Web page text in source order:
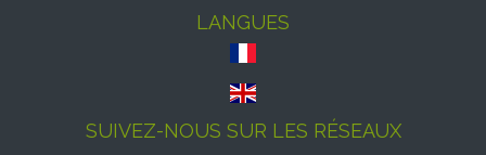
LANGUES
SUIVEZ-NOUS SUR LES RÉSEAUX